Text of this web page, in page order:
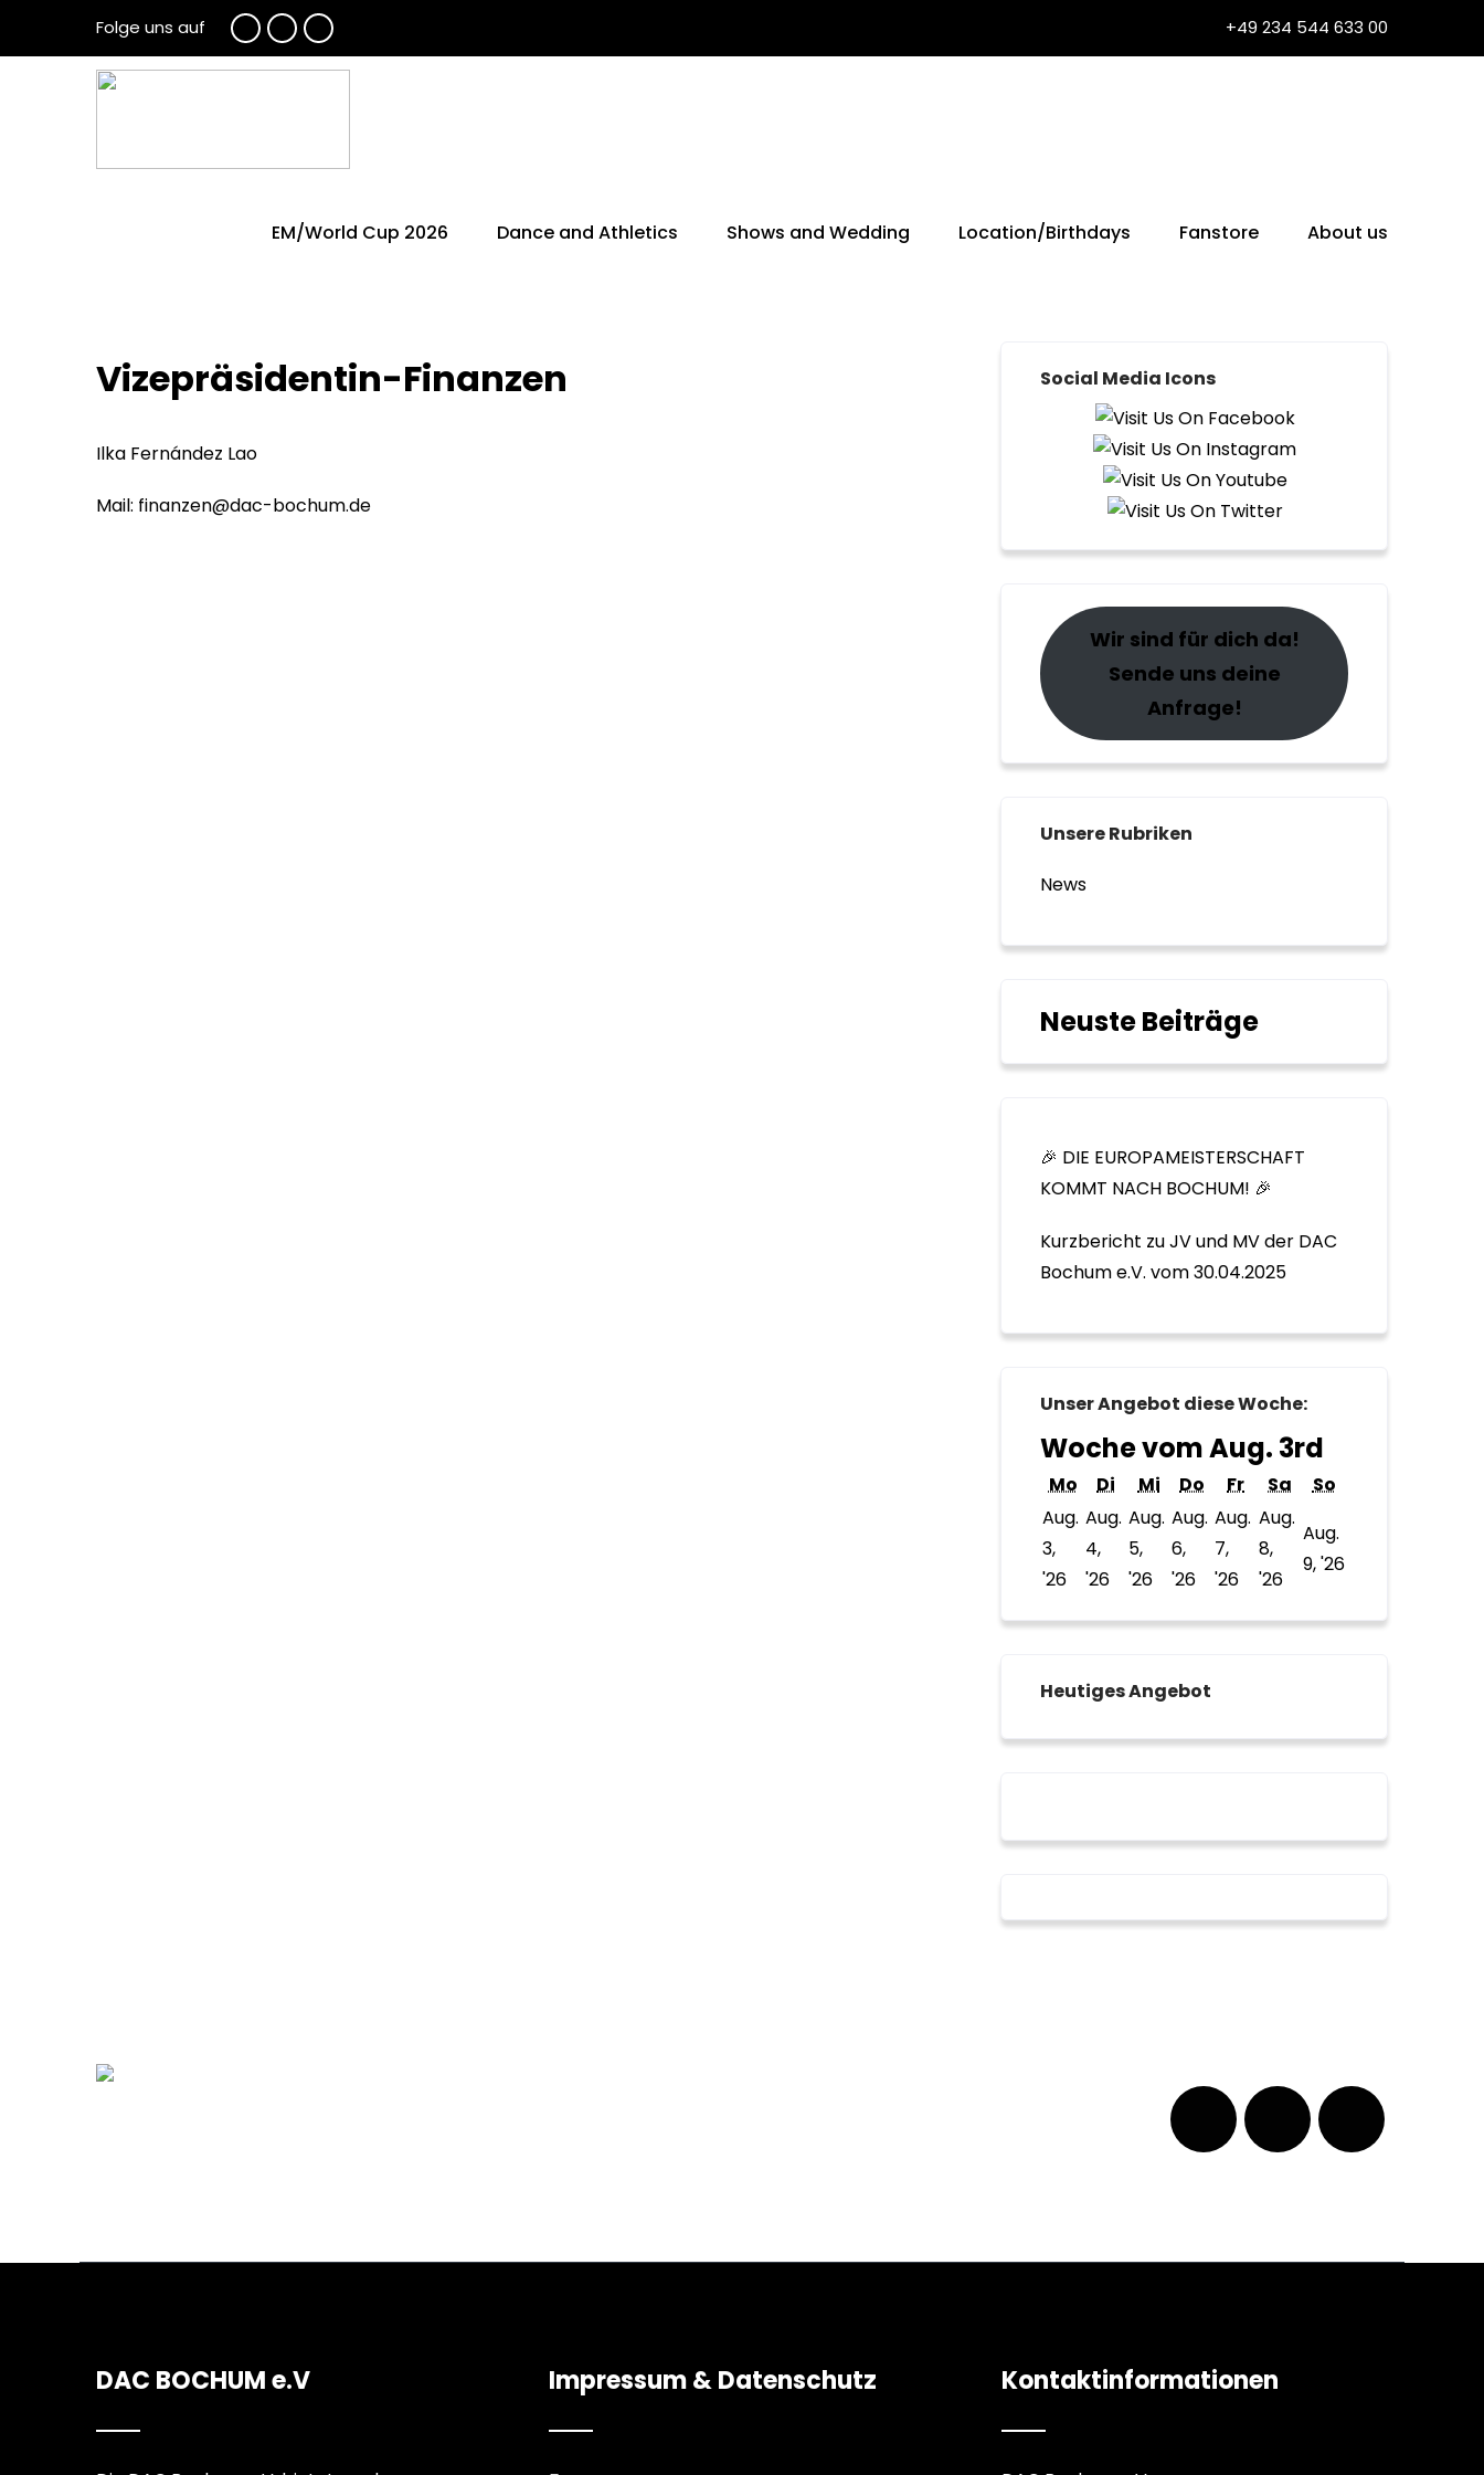
Folge uns auf +49 234 544 633 00
EM/World Cup 2026 Dance and Athletics Shows and Wedding Location/Birthdays Fanstore About us
Vizepräsidentin-Finanzen
Ilka Fernández Lao
Mail: finanzen@dac-bochum.de
Social Media Icons
Wir sind für dich da!
Sende uns deine
Anfrage!
Unsere Rubriken
News
Neuste Beiträge
🎉 DIE EUROPAMEISTERSCHAFT
KOMMT NACH BOCHUM! 🎉
Kurzbericht zu JV und MV der DAC
Bochum e.V. vom 30.04.2025
Unser Angebot diese Woche:
Woche vom Aug. 3rd
MoMontag
Di Dienstag
MiMittwoch
Do Donnerstag
FrFreitag
Sa Samstag
SoSonntag
Aug.
3,
'263.
Aug.
4,
'264.
Aug.
5,
'265.
Aug.
6,
'266.
Aug.
7,
'267.
Aug.
8,
'268.
Aug.
9, '269.
2026
Heutiges Angebot
DAC BOCHUM e.V Impressum & Datenschutz Kontaktinformationen